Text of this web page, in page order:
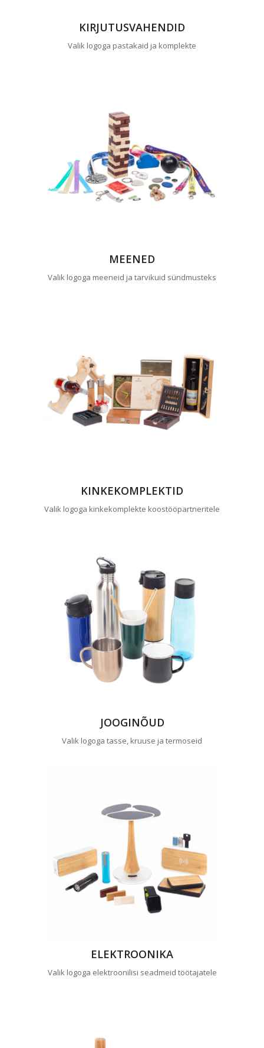
KIRJUTUSVAHENDID
Valik logoga pastakaid ja komplekte
MEENED
Valik logoga meeneid ja tarvikuid sündmusteks
KINKEKOMPLEKTID
Valik logoga kinkekomplekte koostööpartneritele
JOOGINÕUD
Valik logoga tasse, kruuse ja termoseid
ELEKTROONIKA
Valik logoga elektroonilisi seadmeid töötajatele